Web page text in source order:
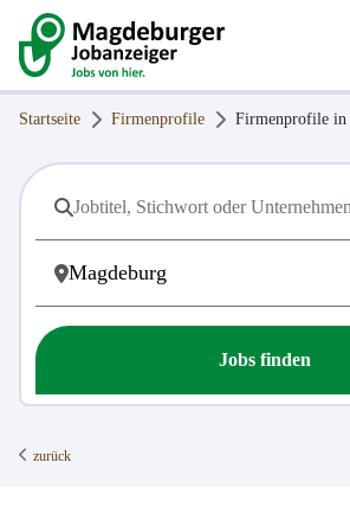
Startseite Firmenprofile Firmenprofile in
Jobs finden
zurück